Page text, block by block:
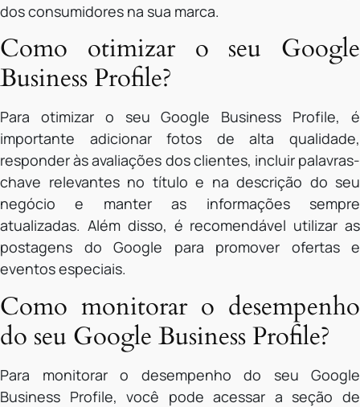
dos consumidores na sua marca.
Como otimizar o seu Google
Business Profile?
Para otimizar o seu Google Business Profile, é
importante adicionar fotos de alta qualidade,
responder às avaliações dos clientes, incluir palavras-
chave relevantes no título e na descrição do seu
negócio e manter as informações sempre
atualizadas. Além disso, é recomendável utilizar as
postagens do Google para promover ofertas e
eventos especiais.
Como monitorar o desempenho
do seu Google Business Profile?
Para monitorar o desempenho do seu Google
Business Profile, você pode acessar a seção de